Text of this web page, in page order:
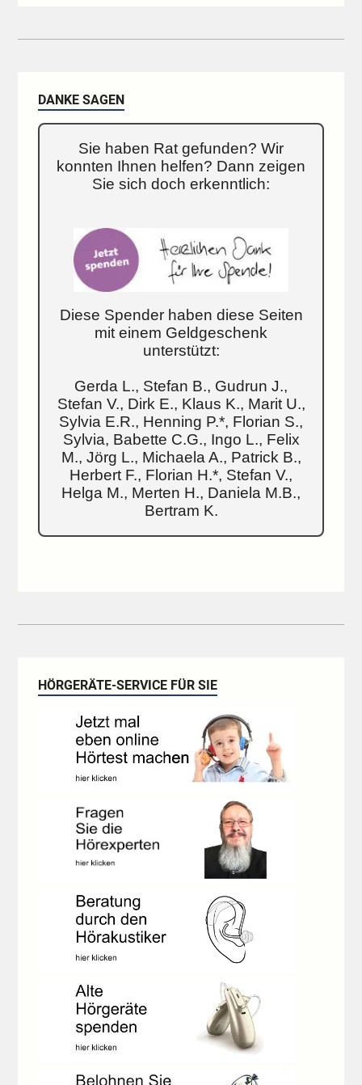
DANKE SAGEN
Sie haben Rat gefunden? Wir
konnten Ihnen helfen? Dann zeigen
Sie sich doch erkenntlich:
Diese Spender haben diese Seiten
mit einem Geldgeschenk
unterstützt:
Gerda L., Stefan B., Gudrun J.,
Stefan V., Dirk E., Klaus K., Marit U.,
Sylvia E.R., Henning P.*, Florian S.,
Sylvia, Babette C.G., Ingo L., Felix
M., Jörg L., Michaela A., Patrick B.,
Herbert F., Florian H.*, Stefan V.,
Helga M., Merten H., Daniela M.B.,
Bertram K.
HÖRGERÄTE-SERVICE FÜR SIE